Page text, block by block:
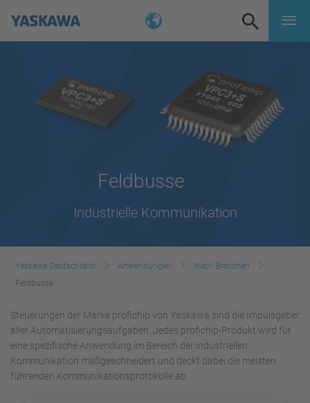
Feldbusse
Industrielle Kommunikation
Yaskawa Deutschland Anwendungen
Nach Branchen
Feldbusse
Steuerungen der Marke profichip von Yaskawa sind die Impulsgeber
aller Automatisierungsaufgaben. Jedes profichip-Produkt wird für
eine spezifische Anwendung im Bereich der industriellen
Kommunikation maßgeschneidert und deckt dabei die meisten
führenden Kommunikationsprotokolle ab.